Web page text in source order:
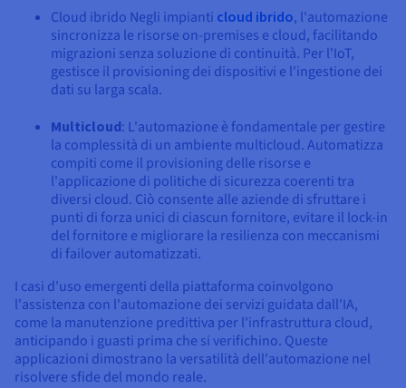
Cloud ibrido Negli impianti cloud ibrido, l'automazione
sincronizza le risorse on-premises e cloud, facilitando
migrazioni senza soluzione di continuità. Per l'IoT,
gestisce il provisioning dei dispositivi e l'ingestione dei
dati su larga scala.
Multicloud: L'automazione è fondamentale per gestire
la complessità di un ambiente multicloud. Automatizza
compiti come il provisioning delle risorse e
l'applicazione di politiche di sicurezza coerenti tra
diversi cloud. Ciò consente alle aziende di sfruttare i
punti di forza unici di ciascun fornitore, evitare il lock-in
del fornitore e migliorare la resilienza con meccanismi
di failover automatizzati.
I casi d'uso emergenti della piattaforma coinvolgono
l'assistenza con l'automazione dei servizi guidata dall'IA,
come la manutenzione predittiva per l'infrastruttura cloud,
anticipando i guasti prima che si verifichino. Queste
applicazioni dimostrano la versatilità dell'automazione nel
risolvere sfide del mondo reale.